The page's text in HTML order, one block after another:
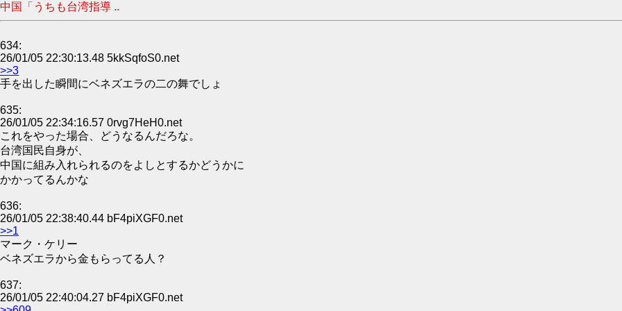
中国「うちも台湾指導 ..
634:
26/01/05 22:30:13.48 5kkSqfoS0.net
>>3
手を出した瞬間にベネズエラの二の舞でしょ
635:
26/01/05 22:34:16.57 0rvg7HeH0.net
これをやった場合、どうなるんだろな。
台湾国民自身が、
中国に組み入れられるのをよしとするかどうかに
かかってるんかな
636:
26/01/05 22:38:40.44 bF4piXGF0.net
>>1
マーク・ケリー
ベネズエラから金もらってる人？
637:
26/01/05 22:40:04.27 bF4piXGF0.net